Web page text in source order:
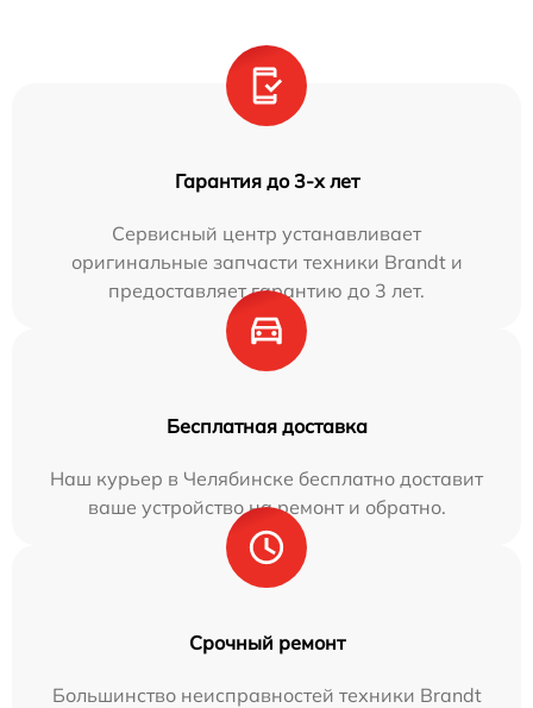
Гарантия до 3-х лет
Сервисный центр устанавливает
оригинальные запчасти техники Brandt и
предоставляет гарантию до 3 лет.
Бесплатная доставка
Наш курьер в Челябинске бесплатно доставит
ваше устройство на ремонт и обратно.
Срочный ремонт
Большинство неисправностей техники Brandt